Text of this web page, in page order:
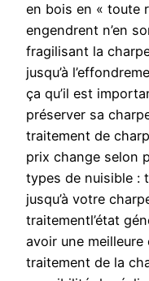
en bois en « toute
engendrent n’en
fragilisant la
jusqu’à
ça qu’il est
préserver sa
traitement de
prix change selon
types de nuisible :
jusqu’à votre
traitementl’état
avoir une
traitement de la